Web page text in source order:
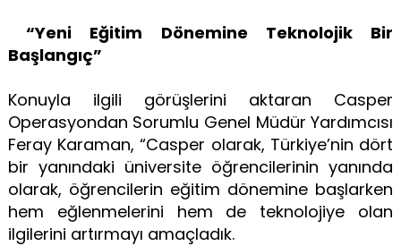
“Yeni Eğitim Dönemine Teknolojik Bir
Başlangıç”
Konuyla ilgili görüşlerini aktaran Casper
Operasyondan Sorumlu Genel Müdür Yardımcısı
Feray Karaman, “Casper olarak, Türkiye’nin dört
bir yanındaki üniversite öğrencilerinin yanında
olarak, öğrencilerin eğitim dönemine başlarken
hem eğlenmelerini hem de teknolojiye olan
ilgilerini artırmayı amaçladık.